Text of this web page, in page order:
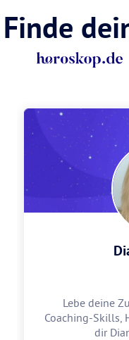
Finde
Lebe deine
Coaching-Skills,
dir